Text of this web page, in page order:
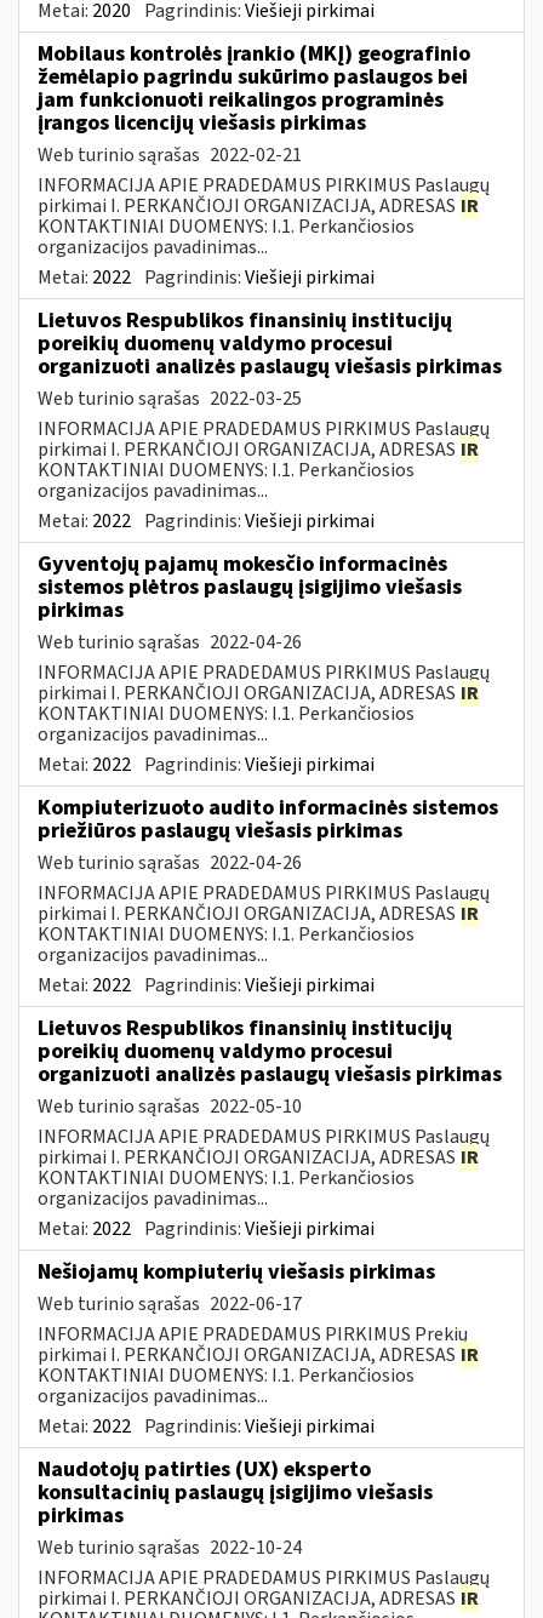
Metai: 2020 Pagrindinis:Viešieji pirkimai
Mobilaus kontrolės įrankio (MKĮ) geografinio
žemėlapio pagrindu sukūrimo paslaugos bei
jam funkcionuoti reikalingos programinės
įrangos licencijų viešasis pirkimas
Web turinio sąrašas 2022-02-21
INFORMACIJA APIE PRADEDAMUS PIRKIMUS Paslaugų
pirkimai I. PERKANČIOJI ORGANIZACIJA, ADRESAS IR
KONTAKTINIAI DUOMENYS: I.1. Perkančiosios
organizacijos pavadinimas...
Metai: 2022 Pagrindinis:Viešieji pirkimai
Lietuvos Respublikos finansinių institucijų
poreikių duomenų valdymo procesui
organizuoti analizės paslaugų viešasis pirkimas
Web turinio sąrašas 2022-03-25
INFORMACIJA APIE PRADEDAMUS PIRKIMUS Paslaugų
pirkimai I. PERKANČIOJI ORGANIZACIJA, ADRESAS IR
KONTAKTINIAI DUOMENYS: I.1. Perkančiosios
organizacijos pavadinimas...
Metai: 2022 Pagrindinis:Viešieji pirkimai
Gyventojų pajamų mokesčio informacinės
sistemos plėtros paslaugų įsigijimo viešasis
pirkimas
Web turinio sąrašas 2022-04-26
INFORMACIJA APIE PRADEDAMUS PIRKIMUS Paslaugų
pirkimai I. PERKANČIOJI ORGANIZACIJA, ADRESAS IR
KONTAKTINIAI DUOMENYS: I.1. Perkančiosios
organizacijos pavadinimas...
Metai: 2022 Pagrindinis:Viešieji pirkimai
Kompiuterizuoto audito informacinės sistemos
priežiūros paslaugų viešasis pirkimas
Web turinio sąrašas 2022-04-26
INFORMACIJA APIE PRADEDAMUS PIRKIMUS Paslaugų
pirkimai I. PERKANČIOJI ORGANIZACIJA, ADRESAS IR
KONTAKTINIAI DUOMENYS: I.1. Perkančiosios
organizacijos pavadinimas...
Metai: 2022 Pagrindinis:Viešieji pirkimai
Lietuvos Respublikos finansinių institucijų
poreikių duomenų valdymo procesui
organizuoti analizės paslaugų viešasis pirkimas
Web turinio sąrašas 2022-05-10
INFORMACIJA APIE PRADEDAMUS PIRKIMUS Paslaugų
pirkimai I. PERKANČIOJI ORGANIZACIJA, ADRESAS IR
KONTAKTINIAI DUOMENYS: I.1. Perkančiosios
organizacijos pavadinimas...
Metai: 2022 Pagrindinis:Viešieji pirkimai
Nešiojamų kompiuterių viešasis pirkimas
Web turinio sąrašas 2022-06-17
INFORMACIJA APIE PRADEDAMUS PIRKIMUS Prekių
pirkimai I. PERKANČIOJI ORGANIZACIJA, ADRESAS IR
KONTAKTINIAI DUOMENYS: I.1. Perkančiosios
organizacijos pavadinimas...
Metai: 2022 Pagrindinis:Viešieji pirkimai
Naudotojų patirties (UX) eksperto
konsultacinių paslaugų įsigijimo viešasis
pirkimas
Web turinio sąrašas 2022-10-24
INFORMACIJA APIE PRADEDAMUS PIRKIMUS Paslaugų
pirkimai I. PERKANČIOJI ORGANIZACIJA, ADRESAS IR